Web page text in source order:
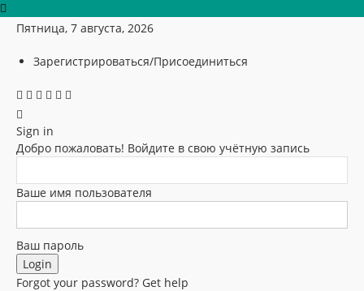
Пятница, 7 августа, 2026
Зарегистрироваться/Присоединиться
Sign in
Добро пожаловать! Войдите в свою учётную запись
Ваше имя пользователя
Ваш пароль
Forgot your password? Get help